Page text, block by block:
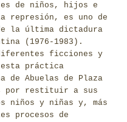
de niños, hijos e
represión, es uno de
la última dictadura
(1976-1983).
ficciones y
esta práctica
de Abuelas de Plaza
por restituir a sus
niños y niñas y, más
procesos de